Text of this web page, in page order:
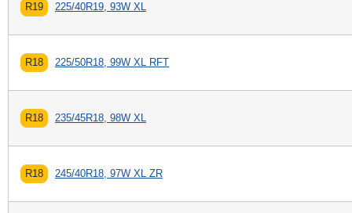
R19 225/40R19, 93W XL
R18 225/50R18, 99W XL RFT
R18 235/45R18, 98W XL
R18 245/40R18, 97W XL ZR